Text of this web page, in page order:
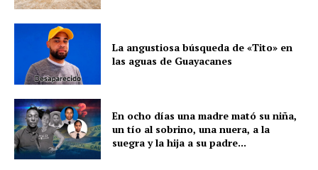
La angustiosa búsqueda de «Tito» en
las aguas de Guayacanes
En ocho días una madre mató su niña,
un tío al sobrino, una nuera, a la
suegra y la hija a su padre...